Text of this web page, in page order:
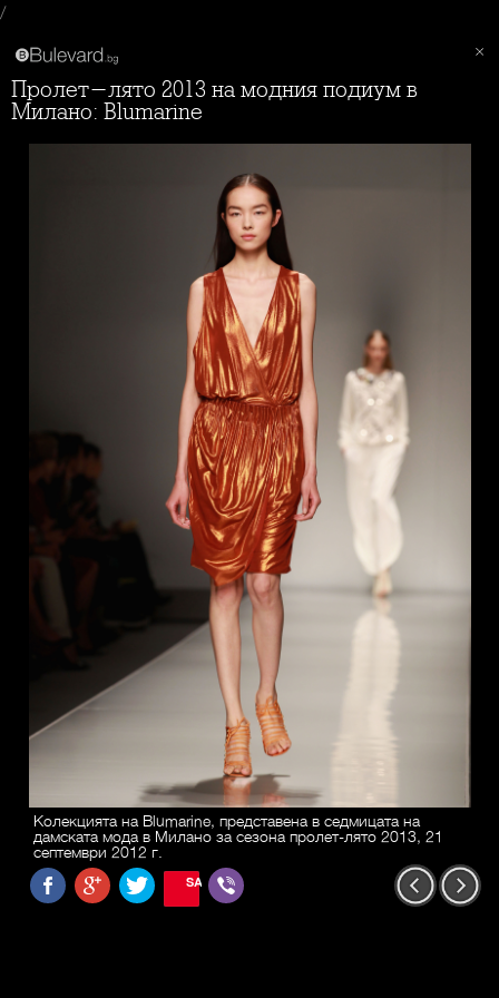
/
Пролет-лято 2013 на модния подиум в
Милано: Blumarine
Колекцията на Blumarine, представена в седмицата на
дамската мода в Милано за сезона пролет-лято 2013, 21
септември 2012 г.
SAVE